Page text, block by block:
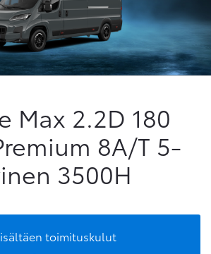
Max 2.2D 180
8A/T 5-
3500H
toimituskulut